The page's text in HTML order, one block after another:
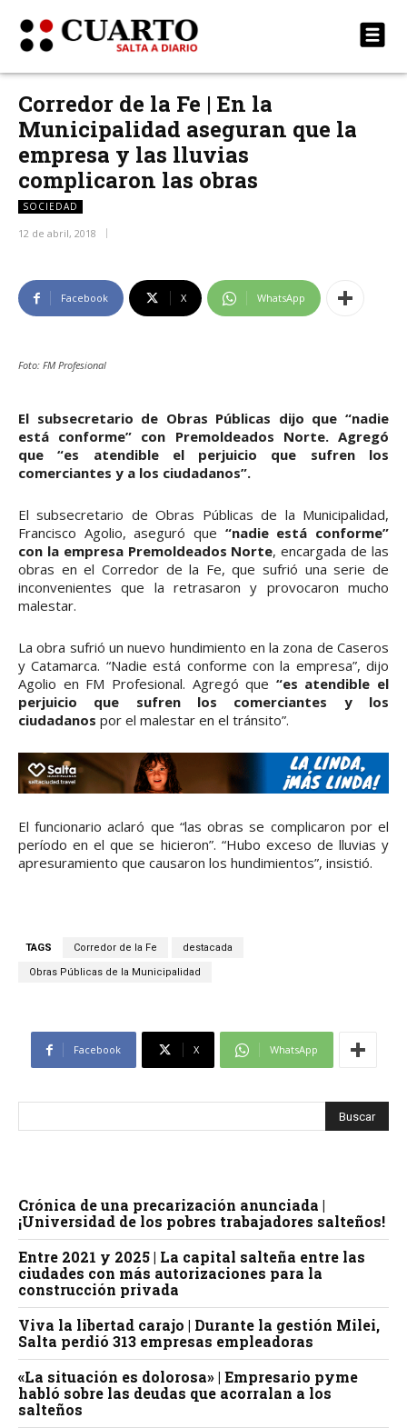
Corredor de la Fe | En la
Municipalidad aseguran que la
empresa y las lluvias
complicaron las obras
SOCIEDAD
12 de abril, 2018
Facebook X WhatsApp
Foto: FM Profesional
El subsecretario de Obras Públicas dijo que “nadie
está conforme” con Premoldeados Norte. Agregó
que “es atendible el perjuicio que sufren los
comerciantes y a los ciudadanos”.
El subsecretario de Obras Públicas de la Municipalidad,
Francisco Agolio, aseguró que “nadie está conforme”
con la empresa Premoldeados Norte, encargada de las
obras en el Corredor de la Fe, que sufrió una serie de
inconvenientes que la retrasaron y provocaron mucho
malestar.
La obra sufrió un nuevo hundimiento en la zona de Caseros
y Catamarca. “Nadie está conforme con la empresa”, dijo
Agolio en FM Profesional. Agregó que “es atendible el
perjuicio que sufren los comerciantes y los
ciudadanos por el malestar en el tránsito”.
El funcionario aclaró que “las obras se complicaron por el
período en el que se hicieron”. “Hubo exceso de lluvias y
apresuramiento que causaron los hundimientos”, insistió.
TAGS Corredor de la Fe destacada
Obras Públicas de la Municipalidad
Facebook X WhatsApp
Crónica de una precarización anunciada |
¡Universidad de los pobres trabajadores salteños!
Entre 2021 y 2025 | La capital salteña entre las
ciudades con más autorizaciones para la
construcción privada
Viva la libertad carajo | Durante la gestión Milei,
Salta perdió 313 empresas empleadoras
«La situación es dolorosa» | Empresario pyme
habló sobre las deudas que acorralan a los
salteños